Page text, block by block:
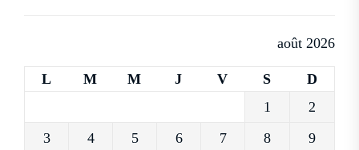
août 2026
L M M J V S
D
1
2
3
4 5 6 7 8
9